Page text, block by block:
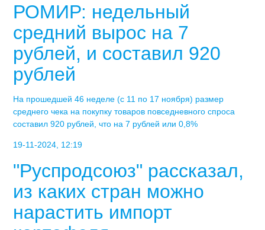
РОМИР: недельный
средний вырос на 7
рублей, и составил 920
рублей
На прошедшей 46 неделе (с 11 по 17 ноября) размер
среднего чека на покупку товаров повседневного спроса
составил 920 рублей, что на 7 рублей или 0,8%
19-11-2024, 12:19
"Руспродсоюз" рассказал,
из каких стран можно
нарастить импорт